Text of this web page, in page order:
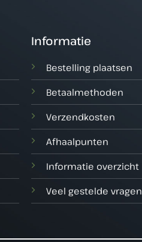
Informatie
Bestelling plaatsen
Betaalmethoden
Verzendkosten
Afhaalpunten
Informatie overzicht
Veel gestelde vragen